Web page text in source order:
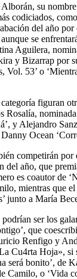
su
codiciados,
del año por
se
Aguilera,
y Bizarrap por
Vol. 53’ o
figuran
Rosalía,
y Alejandro
Ocean
competirán por
del año, que
es coautor de
mientras que el
junto a María
ser los
que
Renfigo y
Cu4rta Hoja», si
será bonito’, de
Camilo, o ‘Vida